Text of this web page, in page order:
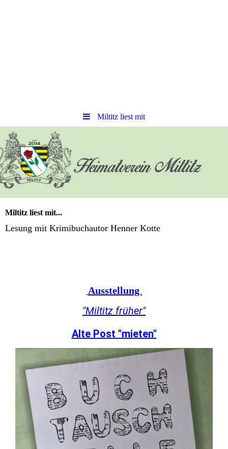
Miltitz liest mit
Miltitz liest mit...
Lesung mit Krimibuchautor Henner Kotte
Ausstellung
"Miltitz früher"
Alte Post "mieten"